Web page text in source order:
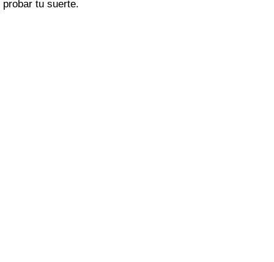
probar tu suerte.